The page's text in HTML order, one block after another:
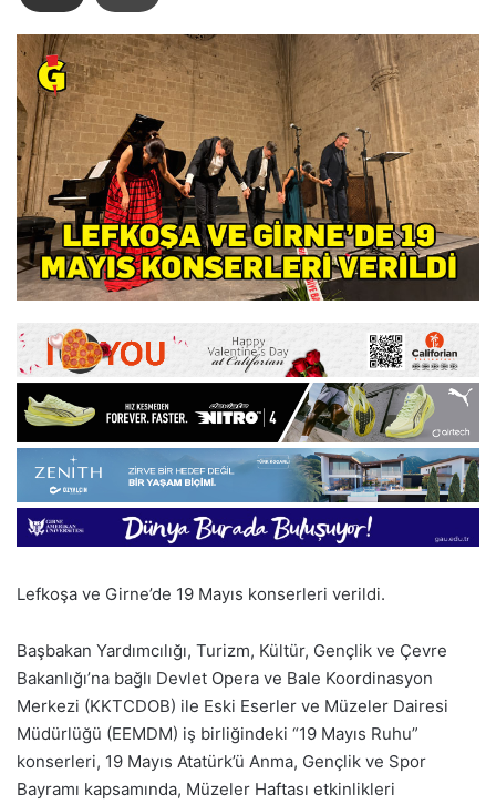
Lefkoşa ve Girne’de 19 Mayıs konserleri verildi.
Başbakan Yardımcılığı, Turizm, Kültür, Gençlik ve Çevre
Bakanlığı’na bağlı Devlet Opera ve Bale Koordinasyon
Merkezi (KKTCDOB) ile Eski Eserler ve Müzeler Dairesi
Müdürlüğü (EEMDM) iş birliğindeki “19 Mayıs Ruhu”
konserleri, 19 Mayıs Atatürk’ü Anma, Gençlik ve Spor
Bayramı kapsamında, Müzeler Haftası etkinlikleri